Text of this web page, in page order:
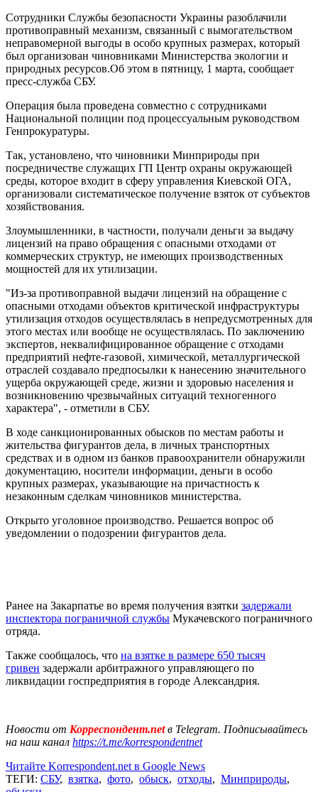
Сотрудники Службы безопасности Украины разоблачили
противоправный механизм, связанный с вымогательством
неправомерной выгоды в особо крупных размерах, который
был организован чиновниками Министерства экологии и
природных ресурсов.Об этом в пятницу, 1 марта, сообщает
пресс-служба СБУ.
Операция была проведена совместно с сотрудниками
Национальной полиции под процессуальным руководством
Генпрокуратуры.
Так, установлено, что чиновники Минприроды при
посредничестве служащих ГП Центр охраны окружающей
среды, которое входит в сферу управления Киевской ОГА,
организовали систематическое получение взяток от субъектов
хозяйствования.
Злоумышленники, в частности, получали деньги за выдачу
лицензий на право обращения с опасными отходами от
коммерческих структур, не имеющих производственных
мощностей для их утилизации.
"Из-за противоправной выдачи лицензий на обращение с
опасными отходами объектов критической инфраструктуры
утилизация отходов осуществлялась в непредусмотренных для
этого местах или вообще не осуществлялась. По заключению
экспертов, неквалифицированное обращение с отходами
предприятий нефте-газовой, химической, металлургической
отраслей создавало предпосылки к нанесению значительного
ущерба окружающей среде, жизни и здоровью населения и
возникновению чрезвычайных ситуаций техногенного
характера", - отметили в СБУ.
В ходе санкционированных обысков по местам работы и
жительства фигурантов дела, в личных транспортных
средствах и в одном из банков правоохранители обнаружили
документацию, носители информации, деньги в особо
крупных размерах, указывающие на причастность к
незаконным сделкам чиновников министерства.
Открыто уголовное производство. Решается вопрос об
уведомлении о подозрении фигурантов дела.
Ранее на Закарпатье во время получения взятки задержали
инспектора пограничной службы Мукачевского пограничного
отряда.
Также сообщалось, что на взятке в размере 650 тысяч
гривен задержали арбитражного управляющего по
ликвидации госпредприятия в городе Александрия.
Новости от Корреспондент.netв Telegram. Подписывайтесь
на наш канал https://t.me/korrespondentnet
Читайте Korrespondent.net в Google News
ТЕГИ: СБУ, взятка, фото, обыск, отходы, Минприроды,